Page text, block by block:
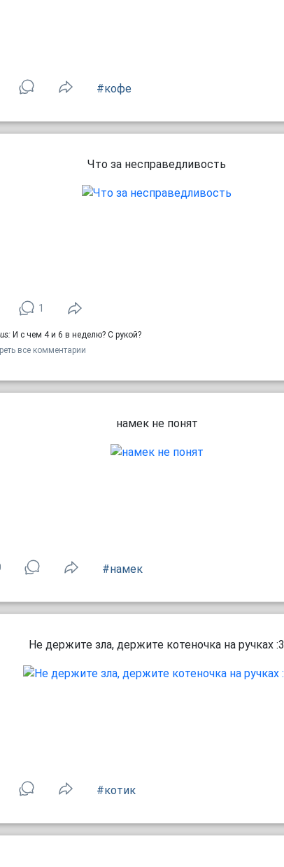
#кофе
Что за несправедливость
1
И с чем 4 и 6 в неделю? С рукой?
все комментарии
намек не понят
#намек
Не держите зла, держите котеночка на ручках :3
#котик